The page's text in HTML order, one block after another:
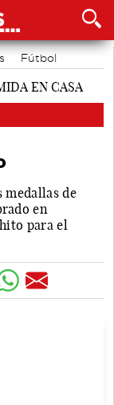
Fútbol
medallas de
en
para el